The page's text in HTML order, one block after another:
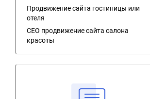
Продвижение сайта гостиницы или
отеля
СЕО продвижение сайта салона
красоты